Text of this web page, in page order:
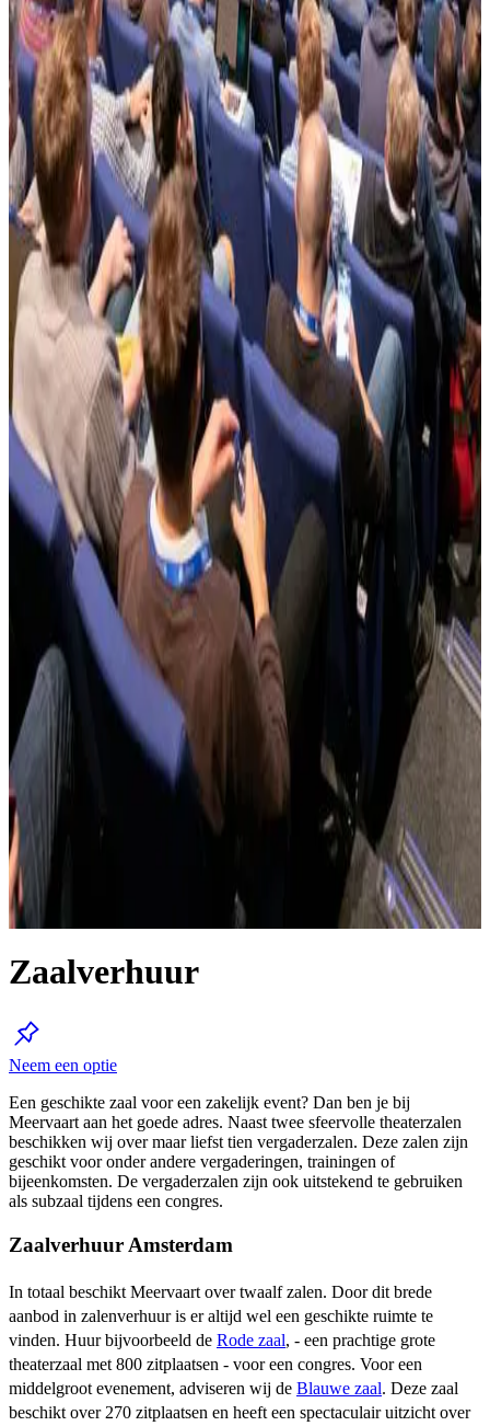
Zaalverhuur
Neem een optie
Een geschikte zaal voor een zakelijk event? Dan ben je bij
Meervaart aan het goede adres. Naast twee sfeervolle theaterzalen
beschikken wij over maar liefst tien vergaderzalen. Deze zalen zijn
geschikt voor onder andere vergaderingen, trainingen of
bijeenkomsten. De vergaderzalen zijn ook uitstekend te gebruiken
als subzaal tijdens een congres.
Zaalverhuur Amsterdam
In totaal beschikt Meervaart over twaalf zalen. Door dit brede
aanbod in zalenverhuur is er altijd wel een geschikte ruimte te
vinden. Huur bijvoorbeeld de Rode zaal, - een prachtige grote
theaterzaal met 800 zitplaatsen - voor een congres. Voor een
middelgroot evenement, adviseren wij de Blauwe zaal. Deze zaal
beschikt over 270 zitplaatsen en heeft een spectaculair uitzicht over